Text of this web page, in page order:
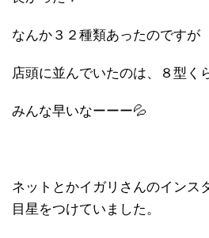
なんか３２種類あったのですが
店頭に並んでいたのは、８型く
みんな早いなーーー💦
ネットとかイガリさんのインス
目星をつけていました。